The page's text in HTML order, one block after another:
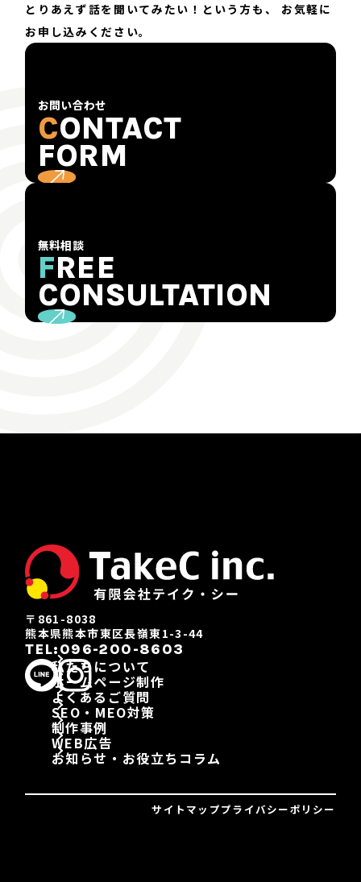
とりあえず話を聞いてみたい！という方も、
お気軽に
お申し込みください。
お問い合わせ
CONTACT
FORM
無料相談
FREE
CONSULTATION
〒861-8038
熊本県熊本市東区長嶺東1-3-44
TEL:096-200-8603
私たちについて
ホームページ制作
よくあるご質問
SEO・MEO対策
制作事例
WEB広告
お知らせ・お役立ちコラム
サイトマッププライバシーポリシー